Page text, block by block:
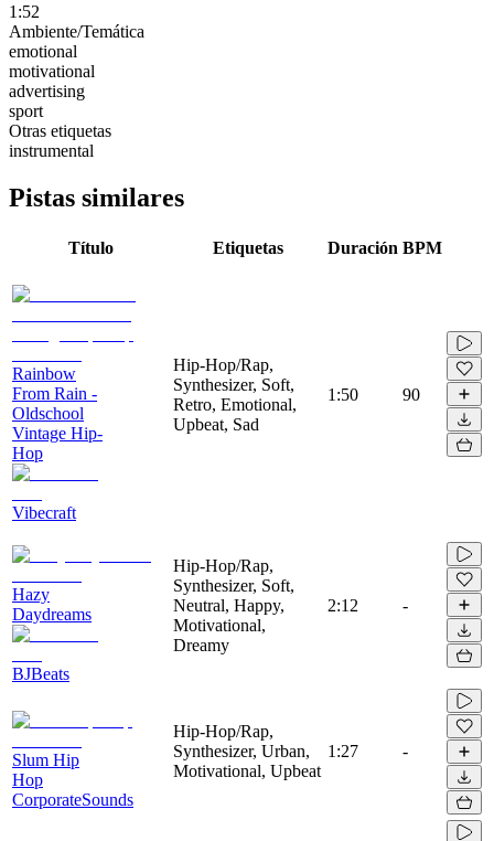
1:52
Ambiente/Temática
emotional
motivational
advertising
sport
Otras etiquetas
instrumental
Pistas similares
Título Etiquetas Duración BPM
Rainbow
From Rain -
Oldschool
Vintage Hip-
Hop
Vibecraft
Hip-Hop/Rap,
Synthesizer, Soft,
Retro, Emotional,
Upbeat, Sad
1:50 90
Hazy
Daydreams
BJBeats
Hip-Hop/Rap,
Synthesizer, Soft,
Neutral, Happy,
Motivational,
Dreamy
2:12 -
Slum Hip
Hop
CorporateSounds
Hip-Hop/Rap,
Synthesizer, Urban,
Motivational, Upbeat
1:27 -